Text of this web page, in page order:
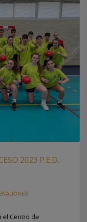
2023 P.E.D.
el Centro de